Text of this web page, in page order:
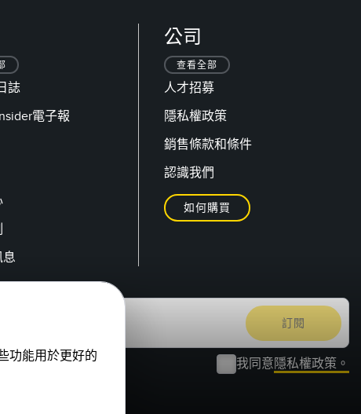
誌
電子報
公司
查看全部
人才招募
隱私權政策
銷售條款和條件
認識我們
如何購買
我同意 隱私權政策。
功能用於更好的